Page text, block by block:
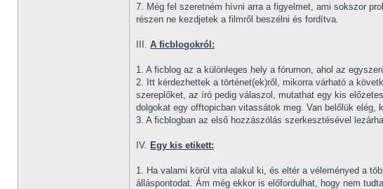
7. Még fel szeretném hívni arra a figyelmet, ami sokszor
részen ne kezdjetek a filmről beszélni és fordítva.
III. A ficblogokról:
1. A ficblog az a különleges hely a fórumon, ahol az
2. Itt kérdezhettek a történet(ek)ről, mikorra várható a
szereplőket, az író pedig válaszol, mutathat egy kis
dolgokat egy offtopicban vitassátok meg. Van belőlük elég,
3. A ficblogban az első hozzászólás szerkesztésével
IV. Egy kis etikett:
1. Ha valami körül vita alakul ki, és eltér a véleményed a
álláspontodat. Ám még ekkor is előfordulhat, hogy nem